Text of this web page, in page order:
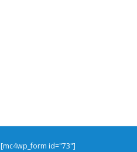
[mc4wp_form id="73"]